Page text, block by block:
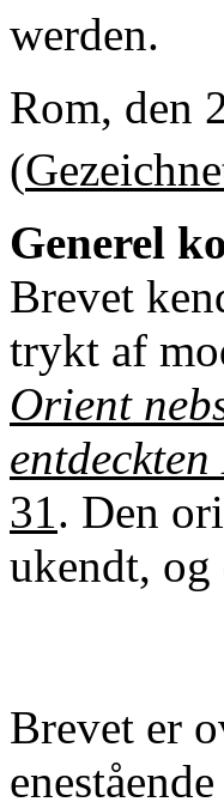
werden.
Rom, den
(
Generel
Brevet
trykt af
Orient
31. Den
ukendt,
Brevet er